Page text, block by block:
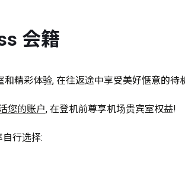
会籍
精彩体验, 在往返途中享受美好惬意的待
您的账户, 在登机前尊享机场贵宾室权益!